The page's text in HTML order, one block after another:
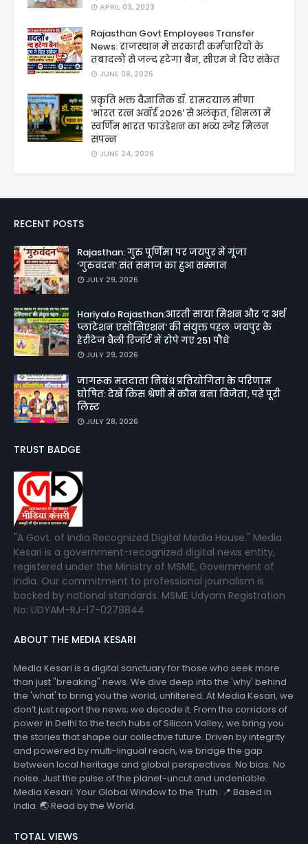
APRIL 03, 2023
Rajasthan Govt Employees Transfer
News: राजस्थान में सरकारी कर्मचारियों के
तबादलों से जल्द हटेगा बैन, सीएम ने दिए संकेत
JUNE 08, 2026
प्रकृति भक्त वैज्ञानिक डॉ. रामदयाल मीणा
'भारत रत्न अवॉर्ड 2026' से अलंकृत, शिमला में
स्वर्णिम भारत फाउंडेशन का भव्य स्नेह मिलन
संपन्न
JUNE 24, 2026
RECENT POSTS
Rajasthan: गुरु पूर्णिमा पर जयपुर में गूंजा
‘गुरुवंदन’:संत समाज का हुआ सम्मान
JULY 29, 2026
Hariyalo Rajasthan:आरती साया मिशन और 'द अर्थ
प्लांटेशन एसोसिएशन' की संयुक्त पहल: जयपुर के
हेरीटेज वैली रिजॉर्ट में रोपे गए 251 पौधे
JULY 29, 2026
जागरूक मतदाता निबंध प्रतियोगिता के परिणाम
घोषित: देखें किस श्रेणी में कौन बना विजेता, पढ़ें पूरी
लिस्ट
JULY 28, 2026
TRUST BADGE
"A Govt. of India Recognized Digital Media House." Media
Kesari is a government-recognized digital news entity,
registered under the Ministry of MSME, Government of
India. Our commitment to professional journalism is
backed by national standards. MSME Udyam Registration
No: UDYAM-RJ-17-0278844
ABOUT THE MEDIA KESARI
Media Kesari is a digital sanctuary for those who seek more
than just "breaking" news. We dive deep into the 'why' behind
the 'what' to bring you the world, unfiltered. At Media Kesari, we
don’t just report the news; we decode it. From the corridors of
power in Delhi to the tech hubs of Silicon Valley, we bring you
the stories that shape our collective future. Driven by integrity
and powered by multi-lingual reach, we bridge the gap
between local heritage and global perspectives. No bias. No
noise. Just the pulse of the planet-uncut and undeniable.
Media Kesari: Your Global Window to the Truth. 📍 Based in
India. 🌏 Read by the World.
TOTAL VIEWS